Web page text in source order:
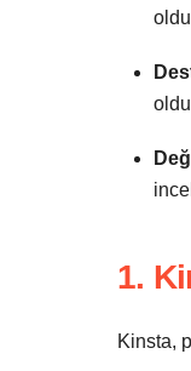
1.
Kinsta,